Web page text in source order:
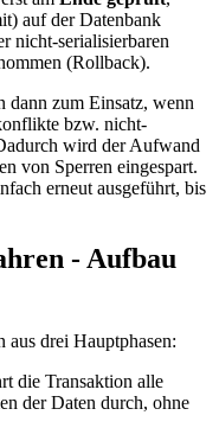
auf der Datenbank
nicht-serialisierbaren
(Rollback).
dann zum Einsatz, wenn
bzw. nicht-
wird der Aufwand
von Sperren eingespart.
erneut ausgeführt, bis
- Aufbau
aus drei Hauptphasen:
die Transaktion alle
der Daten durch, ohne